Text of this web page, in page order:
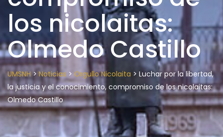
los nicolaitas:
Olmedo Castillo
UMSNH> Noticias > Orgullo Nicolaita > Luchar por la libertad,
la justicia y el conocimiento, compromiso de los nicolaitas:
Olmedo Castillo